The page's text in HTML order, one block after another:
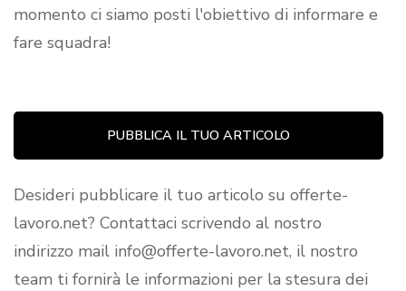
momento ci siamo posti l'obiettivo di informare e
fare squadra!
PUBBLICA IL TUO ARTICOLO
Desideri pubblicare il tuo articolo su offerte-
lavoro.net? Contattaci scrivendo al nostro
indirizzo mail info@offerte-lavoro.net, il nostro
team ti fornirà le informazioni per la stesura dei